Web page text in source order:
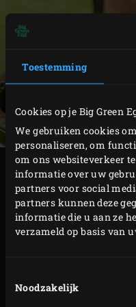
Toestemming
Cookies op je Big Green
We gebruiken cookies
personaliseren, om
om ons websiteverkeer
informatie over uw
partners voor social
partners kunnen deze
informatie die u aan ze
verzameld op basis van
Noodzakelijk
Leg het
Sluit de deksel van
meten met de
Haal de tarbot uit